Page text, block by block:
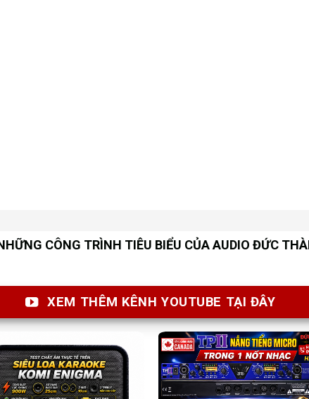
CÔNG TRÌNH TIÊU BIỂU CỦA AUDIO ĐỨC
XEM THÊM KÊNH YOUTUBE TẠI ĐÂY